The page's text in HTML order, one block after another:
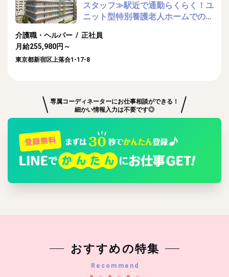
スタッフ≫駅近で通勤らくらく！ユ
ニット型特別養護老人ホームでのお
介護職・ヘルパー / 正社員
月給255,980円～
東京都新宿区上落合1-17-8
専属コーディネーターにお仕事相談ができる！
細かい情報入力は不要です◎
おすすめの特集
Recommend